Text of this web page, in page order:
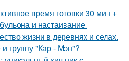
время готовки 30 мин +
и настаивание.
жизни в деревнях и селах.
группу "Кар - Мэн"?